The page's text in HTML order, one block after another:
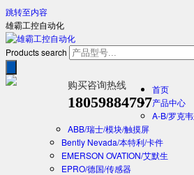
跳转至内容
雄霸工控自动化
Products search
购买咨询热线
18059884797
首页
产品中心
A-B/罗克
ABB/瑞士/模块/触摸屏
Bently Nevada/本特利/卡件
EMERSON OVATION/艾默生
EPRO/德国/传感器